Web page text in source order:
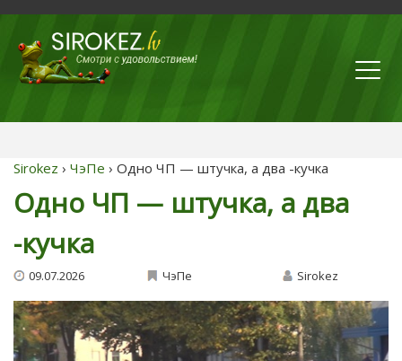
Sirokez › ЧэПе › Одно ЧП — штучка, а два -кучка
Одно ЧП — штучка, а два
-кучка
09.07.2026 ЧэПе Sirokez